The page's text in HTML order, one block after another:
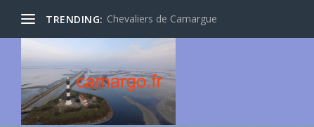
TRENDING: Chevaliers de Camargue